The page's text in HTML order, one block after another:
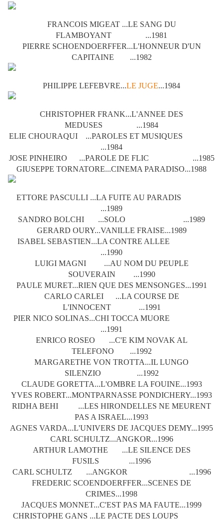
FRANCOIS MIGEAT ...LE SANG DU
FLAMBOYANT ...1981
PIERRE SCHOENDOERFFER...L'HONNEUR D'UN
CAPITAINE ...1982
PHILIPPE LEFEBVRE...LE JUGE...1984
CHRISTOPHER FRANK...L'ANNEE DES
MEDUSES ...1984
ELIE CHOURAQUI ...PAROLES ET MUSIQUES
...1984
JOSE PINHEIRO ...PAROLE DE FLIC ...1985
GIUSEPPE TORNATORE...CINEMA PARADISO...1988
ETTORE PASCULLI ...LA FUITE AU PARADIS
...1989
SANDRO BOLCHI ...SOLO ...1989
GERARD OURY...VANILLE FRAISE...1989
ISABEL SEBASTIEN...LA CONTRE ALLEE
...1990
LUIGI MAGNI ...AU NOM DU PEUPLE
SOUVERAIN ...1990
PAULE MURET...RIEN QUE DES MENSONGES...1991
CARLO CARLEI ...LA COURSE DE
L'INNOCENT ...1991
PIER NICO SOLINAS...CHI TOCCA MUORE
...1991
ENRICO ROSEO ...C'E KIM NOVAK AL
TELEFONO ...1992
MARGARETHE VON TROTTA...IL LUNGO
SILENZIO ...1992
CLAUDE GORETTA...L'OMBRE LA FOUINE...1993
YVES ROBERT...MONTPARNASSE PONDICHERY...1993
RIDHA BEHI ...LES HIRONDELLES NE MEURENT
PAS A ISRAEL...1993
AGNES VARDA...L'UNIVERS DE JACQUES DEMY...1995
CARL SCHULTZ...ANGKOR...1996
ARTHUR LAMOTHE ...LE SILENCE DES
FUSILS ...1996
CARL SCHULTZ ...ANGKOR ...1996
FREDERIC SCOENDOERFFER...SCENES DE
CRIMES...1998
JACQUES MONNET...C'EST PAS MA FAUTE...1999
CHRISTOPHE GANS ...LE PACTE DES LOUPS